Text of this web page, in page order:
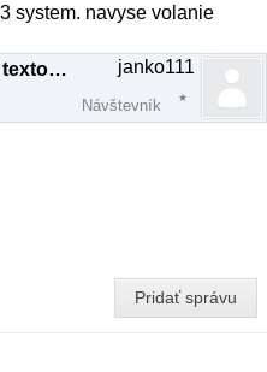
system. navyse volanie
Re: Zistenie ci je subor textovy v C
janko111
Návštevník
Pridať správu